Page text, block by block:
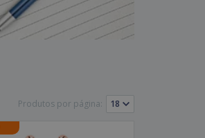
Produtos por página: